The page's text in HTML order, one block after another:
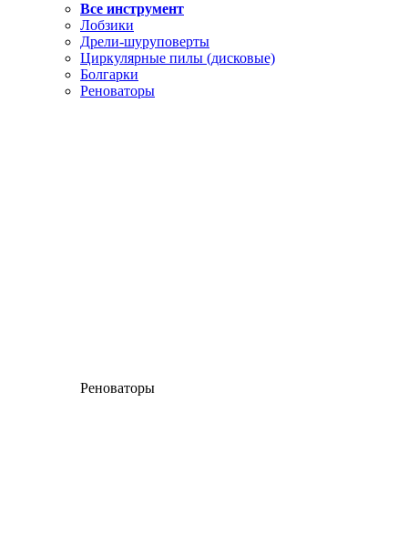
Все инструмент
Лобзики
Дрели-шуруповерты
Циркулярные пилы (дисковые)
Болгарки
Реноваторы
Реноваторы